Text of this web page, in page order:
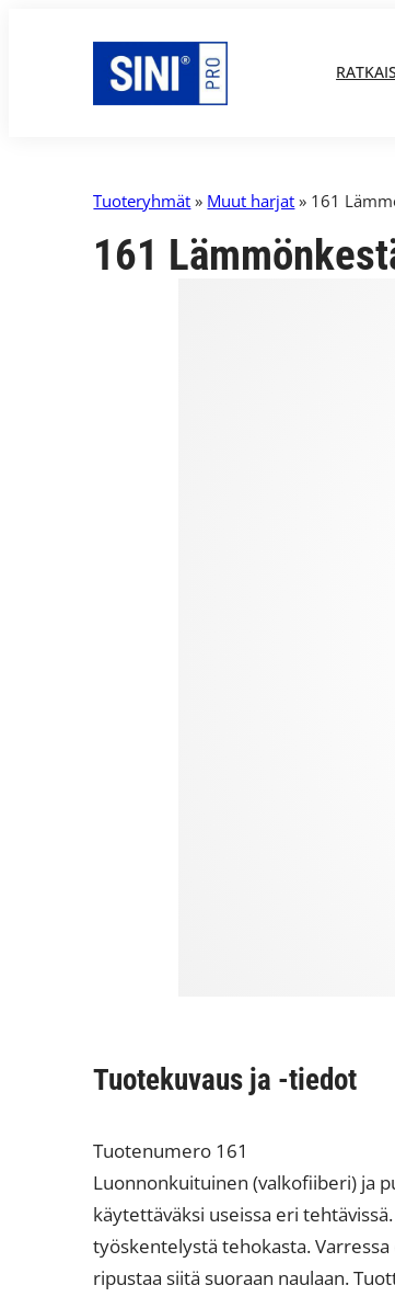
Tuoteryhmät» Muut harjat» 161
161
Tuotekuvaus ja -tiedot
Tuotenumero 161
Luonnonkuituinen (valkofiiberi) ja
käytettäväksi useissa eri
työskentelystä tehokasta.
ripustaa siitä suoraan naulaan.